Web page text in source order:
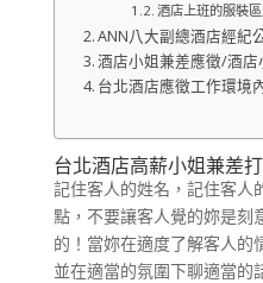
酒店上班的服裝區
ANN八大副總酒店經紀
酒店小姐兼差應徵/酒店
台北酒店應徵工作環境
台北酒店高薪小姐兼差
記住客人的姓名，記住客人
點，不要讓客人覺的妳是刻
的！當妳在適度了解客人的
並在適當的氛圍下聊適當的